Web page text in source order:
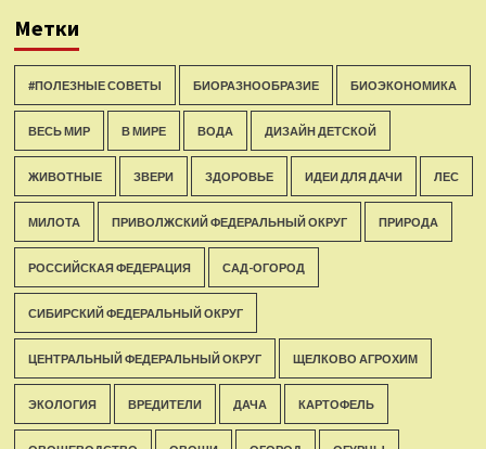
Метки
#ПОЛЕЗНЫЕ СОВЕТЫ БИОРАЗНООБРАЗИЕ БИОЭКОНОМИКА
ВЕСЬ МИР В МИРЕ ВОДА ДИЗАЙН ДЕТСКОЙ
ЖИВОТНЫЕ ЗВЕРИ ЗДОРОВЬЕ ИДЕИ ДЛЯ ДАЧИ ЛЕС
МИЛОТА ПРИВОЛЖСКИЙ ФЕДЕРАЛЬНЫЙ ОКРУГ ПРИРОДА
РОССИЙСКАЯ ФЕДЕРАЦИЯ САД-ОГОРОД
СИБИРСКИЙ ФЕДЕРАЛЬНЫЙ ОКРУГ
ЦЕНТРАЛЬНЫЙ ФЕДЕРАЛЬНЫЙ ОКРУГ ЩЕЛКОВО АГРОХИМ
ЭКОЛОГИЯ ВРЕДИТЕЛИ ДАЧА КАРТОФЕЛЬ